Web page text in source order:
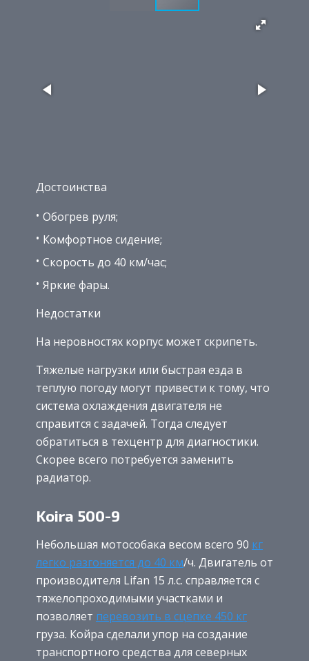
Достоинства
Обогрев руля;
Комфортное сидение;
Скорость до 40 км/час;
Яркие фары.
Недостатки
На неровностях корпус может скрипеть.
Тяжелые нагрузки или быстрая езда в
теплую погоду могут привести к тому, что
система охлаждения двигателя не
справится с задачей. Тогда следует
обратиться в техцентр для диагностики.
Скорее всего потребуется заменить
радиатор.
Koira 500-9
Небольшая мотособака весом всего 90 кг
легко разгоняется до 40 км/ч. Двигатель от
производителя Lifan 15 л.с. справляется с
тяжелопроходимыми участками и
позволяет перевозить в сцепке 450 кг
груза. Койра сделали упор на создание
транспортного средства для северных